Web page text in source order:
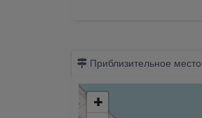
Приблизительное
+